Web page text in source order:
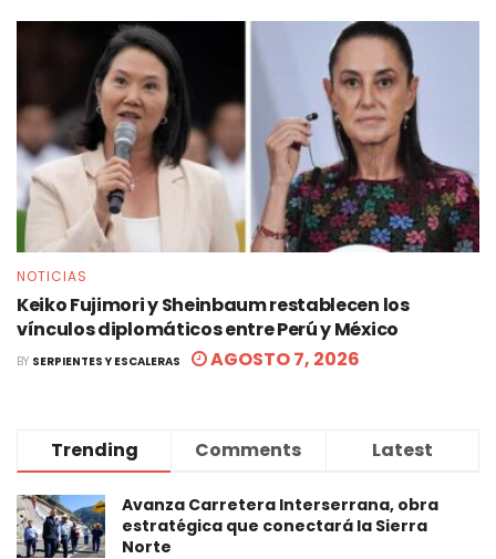
NOTICIAS
Keiko Fujimori y Sheinbaum restablecen los
vínculos diplomáticos entre Perú y México
BY SERPIENTES Y ESCALERAS AGOSTO 7, 2026
Trending Comments Latest
Avanza Carretera Interserrana, obra
estratégica que conectará la Sierra
Norte